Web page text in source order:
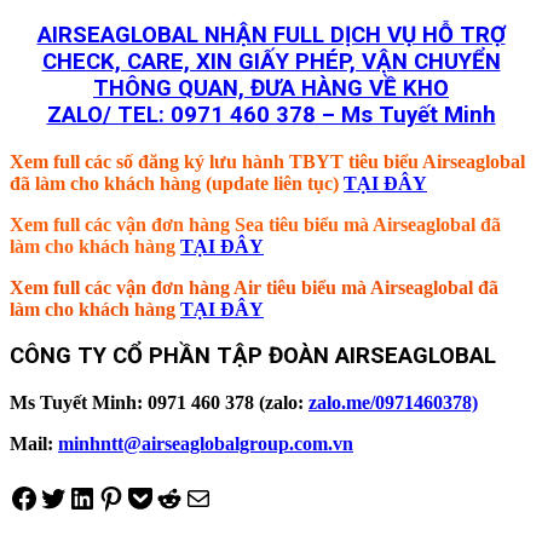
AIRSEAGLOBAL NHẬN FULL DỊCH VỤ HỖ TRỢ
CHECK, CARE, XIN GIẤY PHÉP, VẬN CHUYỂN
THÔNG QUAN, ĐƯA HÀNG VỀ KHO
ZALO/ TEL: 0971 460 378 – Ms Tuyết Minh
Xem full các số đăng ký lưu hành TBYT tiêu biểu Airseaglobal
đã làm cho khách hàng (update liên tục) TẠI ĐÂY
Xem full các vận đơn hàng Sea tiêu biểu mà Airseaglobal đã
làm cho khách hàng TẠI ĐÂY
Xem full các vận đơn hàng Air tiêu biểu mà Airseaglobal đã
làm cho khách hàng TẠI ĐÂY
CÔNG TY CỔ PHẦN TẬP ĐOÀN AIRSEAGLOBAL
Ms Tuyết Minh: 0971 460 378 (zalo: zalo.me/0971460378)
Mail: minhntt@airseaglobalgroup.com.vn
Share on Facebook
Tweet on Twitter
Share on LinkedIn
Pin on Pinterest
Save to pocket
Share on Reddit
Share via Email